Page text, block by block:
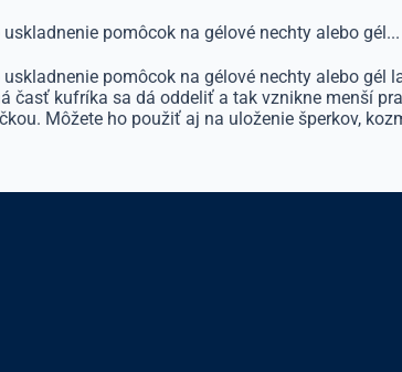
pomôcok na gélové nechty alebo gél...
pomôcok na gélové nechty alebo gél
časť kufríka sa dá oddeliť a tak vznikne menší
Môžete ho použiť aj na uloženie šperkov,